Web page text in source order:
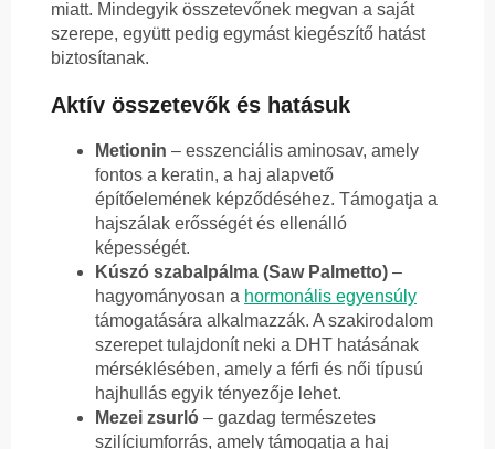
miatt. Mindegyik összetevőnek megvan a saját
szerepe, együtt pedig egymást kiegészítő hatást
biztosítanak.
Aktív összetevők és hatásuk
Metionin – esszenciális aminosav, amely
fontos a keratin, a haj alapvető
építőelemének képződéséhez. Támogatja a
hajszálak erősségét és ellenálló
képességét.
Kúszó szabalpálma (Saw Palmetto) –
hagyományosan a hormonális egyensúly
támogatására alkalmazzák. A szakirodalom
szerepet tulajdonít neki a DHT hatásának
mérséklésében, amely a férfi és női típusú
hajhullás egyik tényezője lehet.
Mezei zsurló – gazdag természetes
szilíciumforrás, amely támogatja a haj